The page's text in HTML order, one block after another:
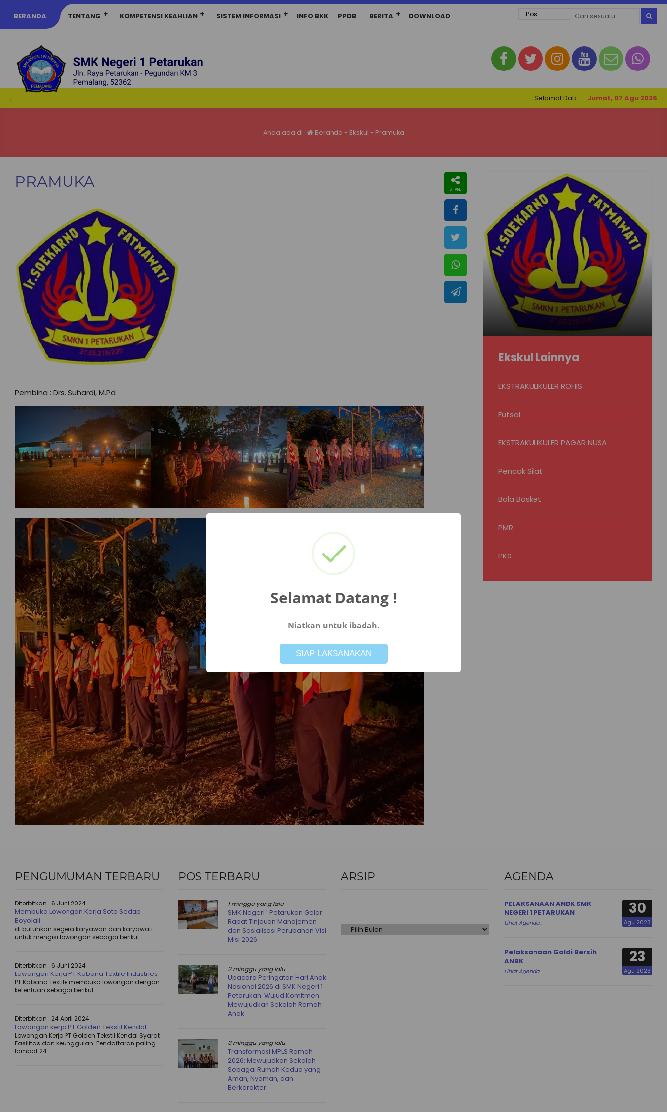
BERANDA TENTANG KOMPETENSI KEAHLIAN SISTEM INFORMASI INFO BKK PPDB BERITA DOWNLOAD
. Jumat, 07 Agu 2026
Selamat Datang di Website SMK Negeri 1
Anda ada di : Beranda - Ekskul - Pramuka
PRAMUKA
Pembina : Drs. Suhardi, M.Pd
Ekskul Lainnya
EKSTRAKULIKULER ROHIS
Futsal
EKSTRAKULIKULER PAGAR NUSA
Pencak Silat
Bola Basket
PMR
PKS
PENGUMUMAN TERBARU
Diterbitkan : 6 Juni 2024
Membuka Lowongan Kerja Soto Sedap
Boyolali
di butuhkan segera karyawan dan karyawati
untuk mengisi lowongan sebagai berikut
Diterbitkan : 6 Juni 2024
Lowongan Kerja PT Kabana Textile Industries
PT Kabana Textile membuka lowongan dengan
ketentuan sebagai berikut:
Diterbitkan : 24 April 2024
Lowongan kerja PT Golden Tekstil Kendal
Lowongan Kerja PT Golden Tekstil Kendal Syarat :
Fasilitas dan keunggulan: Pendaftaran paling
lambat 24..
POS TERBARU
1 minggu yang lalu
SMK Negeri 1 Petarukan Gelar
Rapat Tinjauan Manajemen
dan Sosialisasi Perubahan Visi
Misi 2026
2 minggu yang lalu
Upacara Peringatan Hari Anak
Nasional 2026 di SMK Negeri 1
Petarukan: Wujud Komitmen
Mewujudkan Sekolah Ramah
Anak
3 minggu yang lalu
Transformasi MPLS Ramah
2026: Mewujudkan Sekolah
Sebagai Rumah Kedua yang
Aman, Nyaman, dan
Berkarakter
ARSIP AGENDA
30
Agu 2023
PELAKSANAAN ANBK SMK
NEGERI 1 PETARUKAN
Lihat Agenda...
23
Agu 2023
Pelaksanaan Galdi Bersih
ANBK
Lihat Agenda...
Selamat Datang !
Niatkan untuk ibadah.
SIAP LAKSANAKAN